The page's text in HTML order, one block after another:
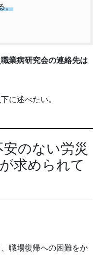
。
業病研究会の連絡先は
に述べたい。
のない労災
求められて
職場復帰への困難をか